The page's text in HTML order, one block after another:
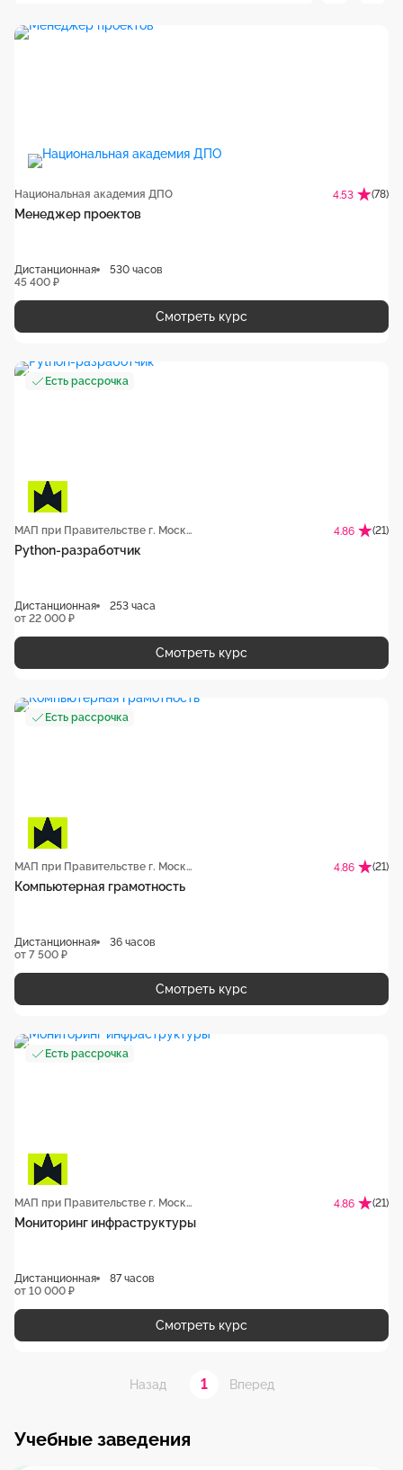
Национальная академия ДПО 4.53 (78)
Менеджер проектов
Дистанционная
530 часов
45 400 ₽
Смотреть курс
Есть рассрочка
МАП при Правительстве г. Москвы 4.86 (21)
Python-разработчик
Дистанционная
253 часа
от 22 000 ₽
Смотреть курс
Есть рассрочка
МАП при Правительстве г. Москвы 4.86 (21)
Компьютерная грамотность
Дистанционная
36 часов
от 7 500 ₽
Смотреть курс
Есть рассрочка
МАП при Правительстве г. Москвы 4.86 (21)
Мониторинг инфраструктуры
Дистанционная
87 часов
от 10 000 ₽
Смотреть курс
Назад 1 Вперед
Учебные заведения